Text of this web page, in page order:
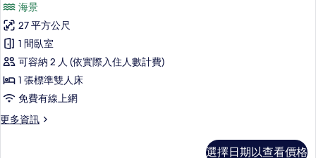
相
片
景
的
詳
情
高
級
雙
人
房,
景
海景
27 平方公尺
1 間臥室
可容納 2 人 (依實際入住人數計費)
1 張標準雙人床
免費有線上網
更多資訊
更
選擇日期以查看價格